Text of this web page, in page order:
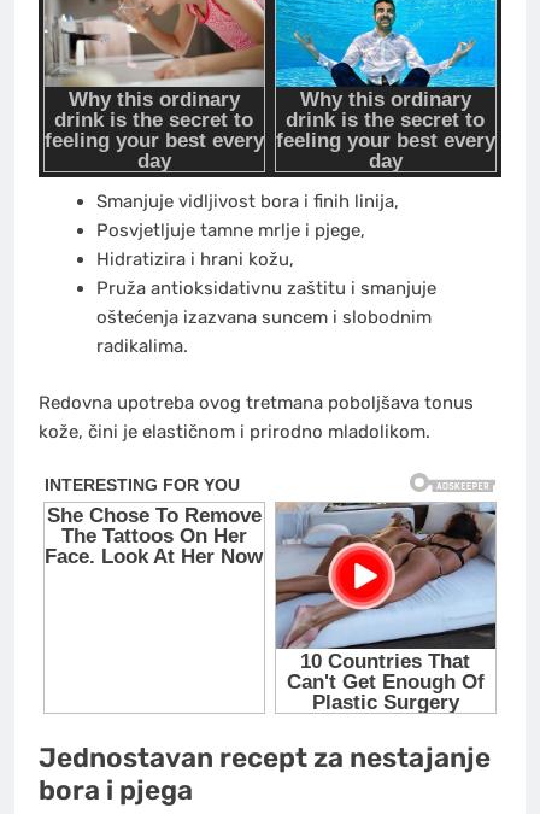
Smanjuje vidljivost bora i finih linija,
Posvjetljuje tamne mrlje i pjege,
Hidratizira i hrani kožu,
Pruža antioksidativnu zaštitu i smanjuje
oštećenja izazvana suncem i slobodnim
radikalima.
Redovna upotreba ovog tretmana poboljšava tonus
kože, čini je elastičnom i prirodno mladolikom.
Jednostavan recept za nestajanje
bora i pjega